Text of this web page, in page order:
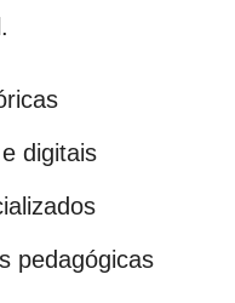
digitais
pedagógicas